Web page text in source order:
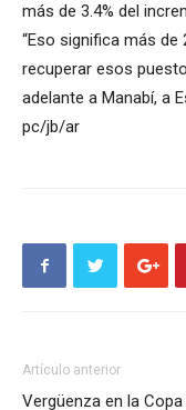
más de 3.4% del
“Eso significa más
recuperar esos
adelante a Manabí, a
pc/jb/ar
Artículo anterior
Vergüenza en la Copa